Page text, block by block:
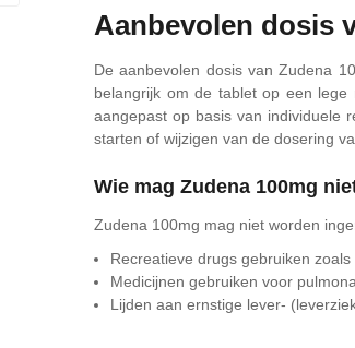
Aanbevolen dosis
De aanbevolen dosis van Zudena
belangrijk om de tablet op een
aangepast op basis van individuele
starten of wijzigen van de dosering
Wie mag Zudena 100mg
Zudena 100mg mag niet worden
Recreatieve drugs gebruiken
Medicijnen gebruiken voor
Lijden aan ernstige lever-